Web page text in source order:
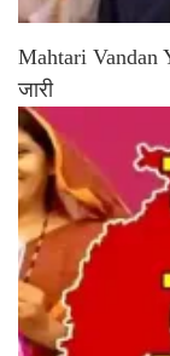
Mahtari Vandan
जारी